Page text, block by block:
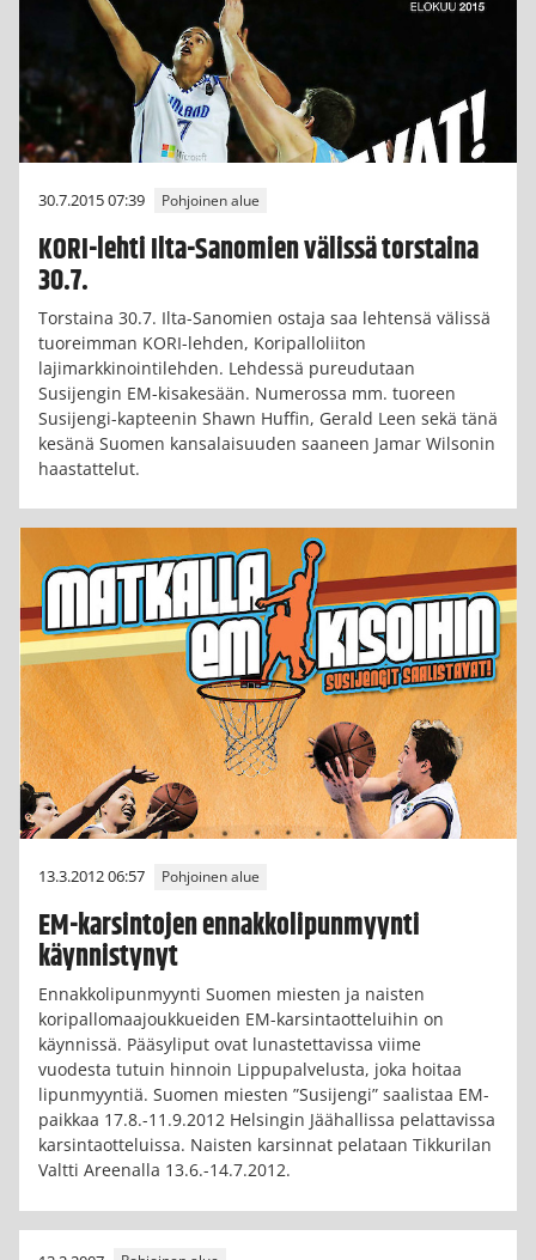
30.7.2015 07:39 Pohjoinen alue
KORI-lehti Ilta-Sanomien välissä torstaina
30.7.
Torstaina 30.7. Ilta-Sanomien ostaja saa lehtensä välissä
tuoreimman KORI-lehden, Koripalloliiton
lajimarkkinointilehden. Lehdessä pureudutaan
Susijengin EM-kisakesään. Numerossa mm. tuoreen
Susijengi-kapteenin Shawn Huffin, Gerald Leen sekä tänä
kesänä Suomen kansalaisuuden saaneen Jamar Wilsonin
haastattelut.
13.3.2012 06:57 Pohjoinen alue
EM-karsintojen ennakkolipunmyynti
käynnistynyt
Ennakkolipunmyynti Suomen miesten ja naisten
koripallomaajoukkueiden EM-karsintaotteluihin on
käynnissä. Pääsyliput ovat lunastettavissa viime
vuodesta tutuin hinnoin Lippupalvelusta, joka hoitaa
lipunmyyntiä. Suomen miesten ”Susijengi” saalistaa EM-
paikkaa 17.8.-11.9.2012 Helsingin Jäähallissa pelattavissa
karsintaotteluissa. Naisten karsinnat pelataan Tikkurilan
Valtti Areenalla 13.6.-14.7.2012.